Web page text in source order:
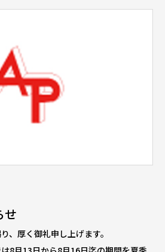
せ
、厚く御礼申し上げます。